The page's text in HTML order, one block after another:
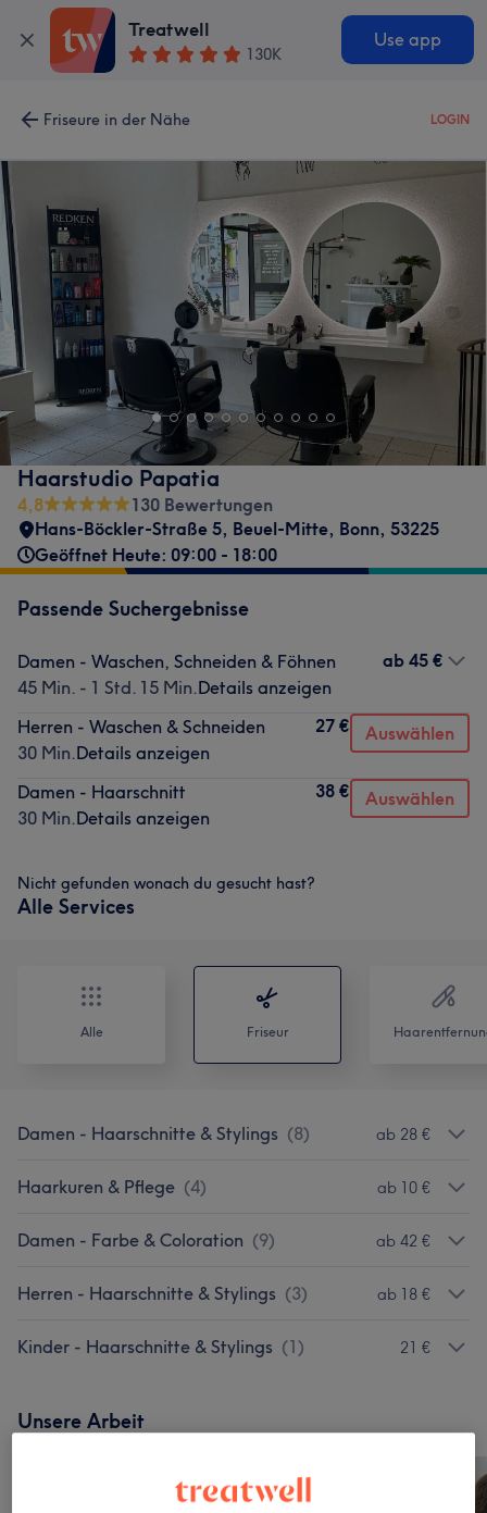
Treatwell
130K
Use app
Friseure in der Nähe LOGIN
Haarstudio Papatia
4,8
130 Bewertungen
Hans-Böckler-Straße 5, Beuel-Mitte, Bonn, 53225
Geöffnet Heute: 09:00 - 18:00
Passende Suchergebnisse
Damen - Waschen, Schneiden & Föhnen
45 Min. - 1 Std. 15 Min.Details anzeigen
ab 45 €
Herren - Waschen & Schneiden
30 Min.Details anzeigen
27 € Auswählen
Damen - Haarschnitt
30 Min.Details anzeigen
38 € Auswählen
Nicht gefunden wonach du gesucht hast?
Alle Services
Alle Friseur
Damen - Haarschnitte & Stylings (8) ab 28 €
Haarkuren & Pflege (4) ab 10 €
Damen - Farbe & Coloration (9) ab 42 €
Herren - Haarschnitte & Stylings (3) ab 18 €
Kinder - Haarschnitte & Stylings (1) 21 €
Unsere Arbeit